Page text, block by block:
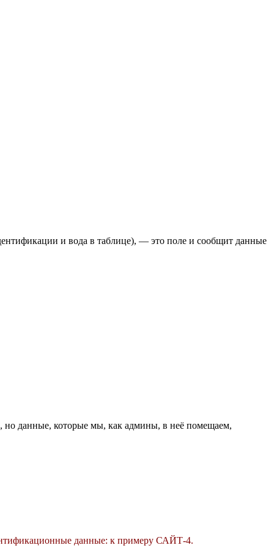
и вода в таблице), — это поле и сообщит данные
но данные, которые мы, как админы, в неё помещаем,
данные: к примеру САЙТ-4.